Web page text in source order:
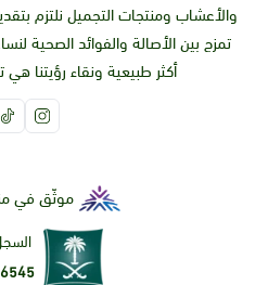
والأعشاب ومنتجات التجميل نلتزم
تمزج بين الأصالة والفوائد الصحية
أكثر طبيعية ونقاء رؤيتنا هي
موثّق في